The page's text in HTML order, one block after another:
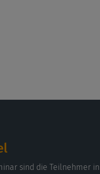
sind die Teilnehmer